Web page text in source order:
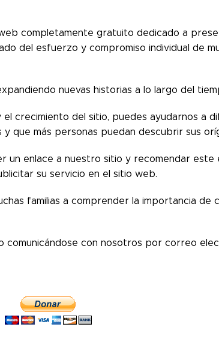
completamente gratuito dedicado a
del esfuerzo y compromiso individual de
nuevas historias a lo largo del
crecimiento del sitio, puedes ayudarnos a
que más personas puedan descubrir sus
un enlace a nuestro sitio y recomendar este
su servicio en el sitio web.
familias a comprender la importancia de
comunicándose con nosotros por correo